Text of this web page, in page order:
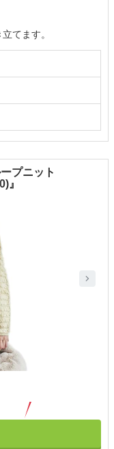
てます。
プニット
』